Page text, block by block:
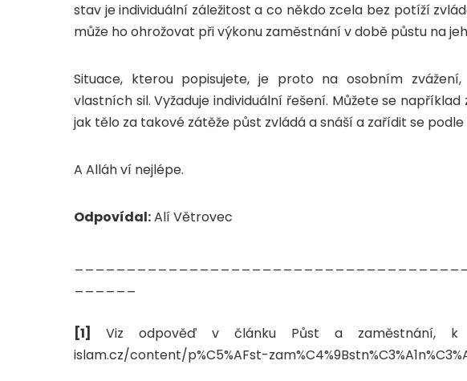
stav je individuální záležitost a co někdo zcela bez potíží
může ho ohrožovat při výkonu zaměstnání v době půstu na
Situace, kterou popisujete, je proto na osobním
vlastních sil. Vyžaduje individuální řešení. Můžete se
jak tělo za takové zátěže půst zvládá a snáší a zařídit se podle
A Alláh ví nejlépe.
Odpovídal:Alí Větrovec
[1]Viz odpověď v článku Půst a zaměstnání, k
islam.cz/content/p%C5%AFst-